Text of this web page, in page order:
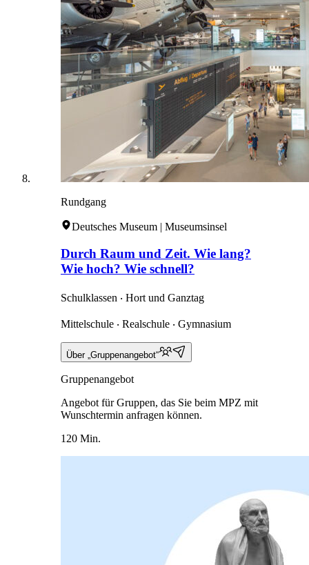
Rundgang
Deutsches Museum | Museumsinsel
Durch Raum und Zeit. Wie lang?
Wie hoch? Wie schnell?
Schulklassen ‧ Hort und Ganztag
Mittelschule ‧ Realschule ‧ Gymnasium
Über „Gruppenangebot“
Gruppenangebot
Angebot für Gruppen, das Sie beim MPZ mit
Wunschtermin anfragen können.
120 Min.